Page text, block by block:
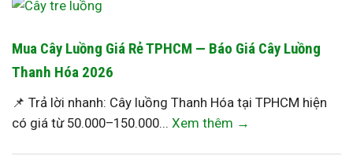
Mua Cây Luồng Giá Rẻ TPHCM — Báo Giá Cây Luồng
Thanh Hóa 2026
📌 Trả lời nhanh: Cây luồng Thanh Hóa tại TPHCM hiện
có giá từ 50.000–150.000... Xem thêm →